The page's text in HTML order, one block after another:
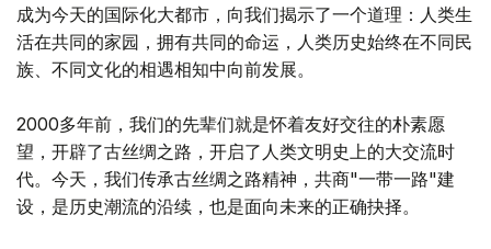
成为今天的国际化大都市，向我们揭示了一个道理：人类生
活在共同的家园，拥有共同的命运，人类历史始终在不同民
族、不同文化的相遇相知中向前发展。
2000多年前，我们的先辈们就是怀着友好交往的朴素愿
望，开辟了古丝绸之路，开启了人类文明史上的大交流时
代。今天，我们传承古丝绸之路精神，共商"一带一路"建
设，是历史潮流的沿续，也是面向未来的正确抉择。